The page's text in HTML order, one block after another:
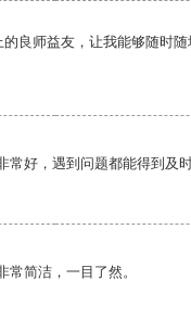
良师益友，让我能够随时
常好，遇到问题都能得到及时
常简洁，一目了然。